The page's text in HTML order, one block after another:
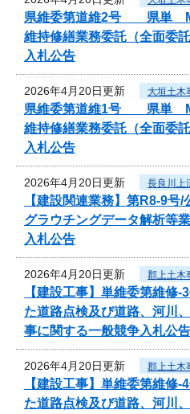
県維委第道維2号 県単
維持修繕業務委託（全面委
入札公告
2026年4月20日更新 大垣土木
県維委第道維1号 県単
維持修繕業務委託（全面委
入札公告
2026年4月20日更新 長良川上
【建設関連業務】第R8-9号
グラウチングデータ解析等
入札公告
2026年4月20日更新 郡上土木
【建設工事】単維委第維修
た道路点検及び道路、河川
事に関する一般競争入札公告
2026年4月20日更新 郡上土木
【建設工事】単維委第維修
た道路点検及び道路、河川